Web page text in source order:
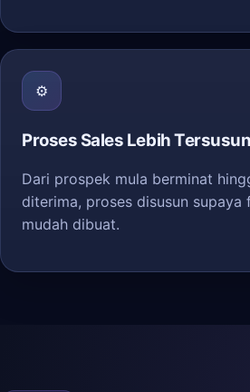
⚙️
Proses Sales Lebih Tersusun
Dari prospek mula berminat
diterima, proses disusun
mudah dibuat.